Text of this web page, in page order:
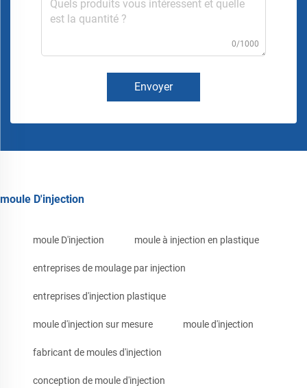
0/1000
Envoyer
moule D'injection
moule D'injection moule à injection en plastique
entreprises de moulage par injection
entreprises d'injection plastique
moule d'injection sur mesure moule d'injection
fabricant de moules d'injection
conception de moule d'injection